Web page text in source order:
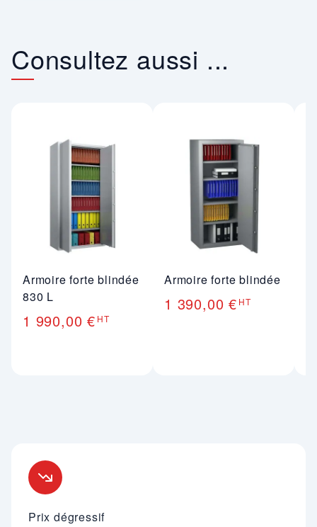
Consultez aussi ...
Armoire forte blindée
830 L
1 990,00 € HT
Armoire forte blindée
1 390,00 € HT
Prix dégressif